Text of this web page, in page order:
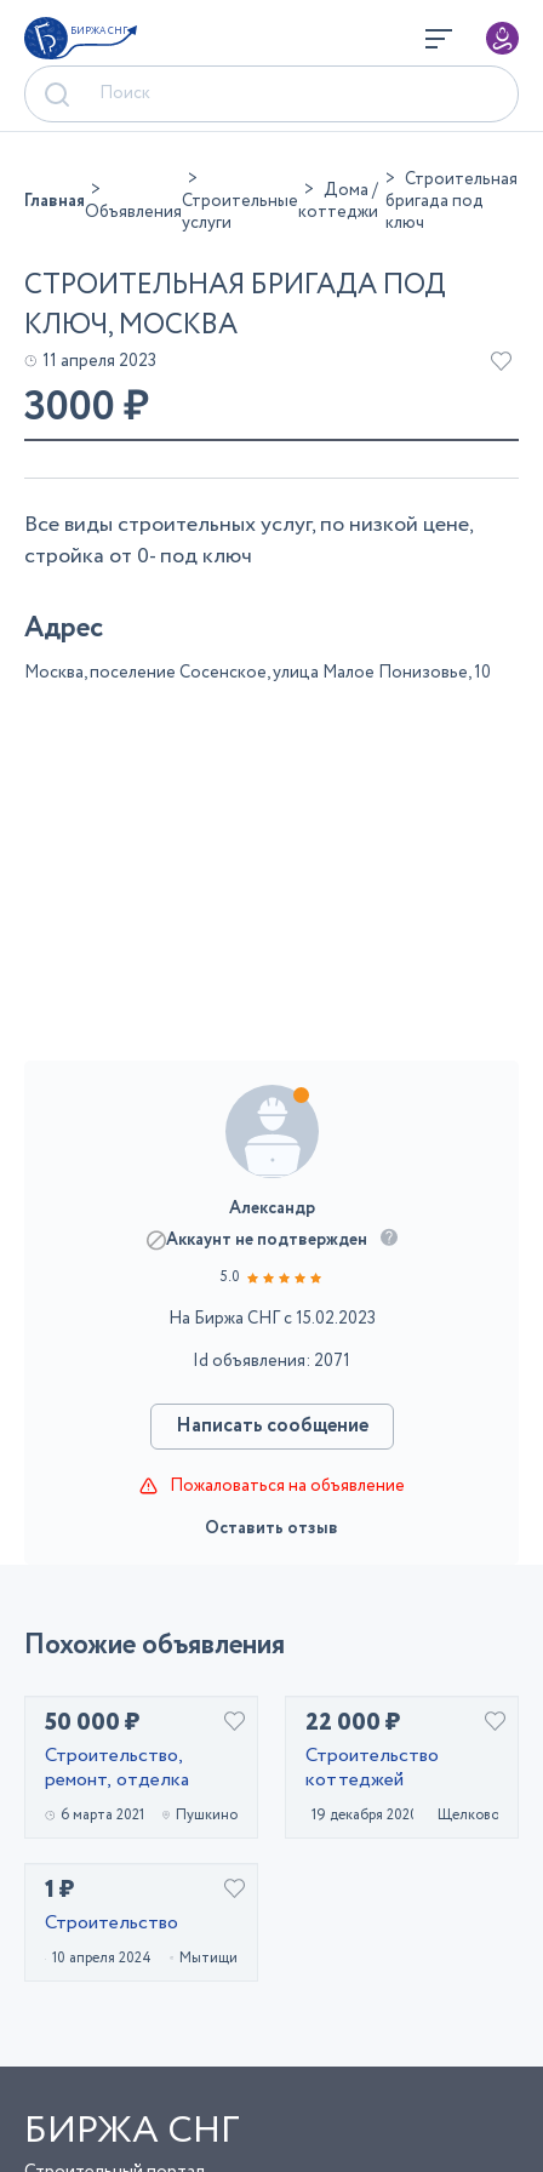
БИРЖА СНГ
ГлавнаяОбъявленияСтроительные
услуги
Дома /
коттеджи
Строительная
бригада под
ключ
СТРОИТЕЛЬНАЯ БРИГАДА ПОД
КЛЮЧ, МОСКВА
11 апреля 2023
3000₽
Все виды строительных услуг, по низкой цене,
стройка от 0- под ключ
Адрес
Москва, поселение Сосенское, улица Малое Понизовье, 10
Александр
Аккаунт не подтвержден
5.0
На Биржа СНГ с 15.02.2023
Id объявления: 2071
Написать сообщение
Пожаловаться на объявление
Оставить отзыв
Похожие объявления
50 000 ₽
Строительство,
ремонт, отделка
6 марта 2021 Пушкино
22 000 ₽
Строительство
коттеджей
19 декабря 2020 Щелково
1 ₽
Строительство
10 апреля 2024 Мытищи
БИРЖА СНГ